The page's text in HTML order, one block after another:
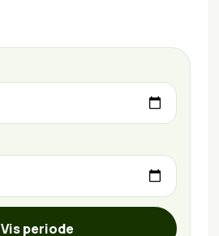
Vis periode